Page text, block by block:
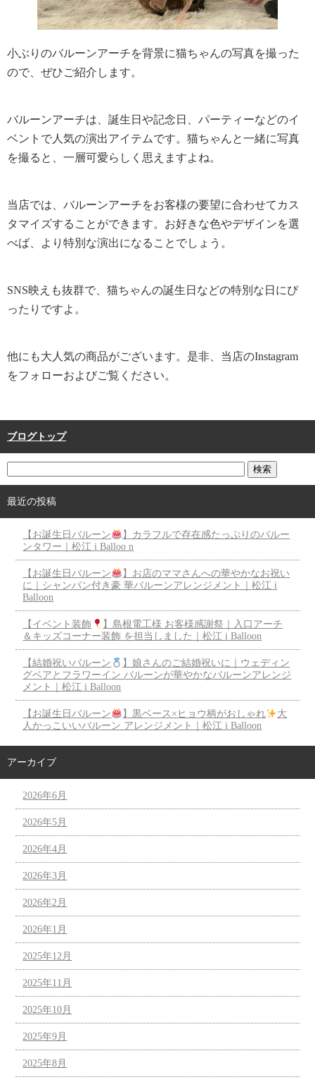
小ぶりのバルーンアーチを背景に猫ちゃんの写真を撮った
ので、ぜひご紹介します。
バルーンアーチは、誕生日や記念日、パーティーなどのイ
ベントで人気の演出アイテムです。猫ちゃんと一緒に写真
を撮ると、一層可愛らしく思えますよね。
当店では、バルーンアーチをお客様の要望に合わせてカス
タマイズすることができます。お好きな色やデザインを選
べば、より特別な演出になることでしょう。
SNS映えも抜群で、猫ちゃんの誕生日などの特別な日にぴ
ったりですよ。
他にも大人気の商品がございます。是非、当店のInstagram
をフォローおよびご覧ください。
ブログトップ
最近の投稿
【お誕生日バルーン
】カラフルで存在感たっぷりのバルー
ンタワー｜松江 i Balloo n
【お誕生日バルーン
】お店のママさんへの華やかなお祝い
に｜シャンパン付き豪 華バルーンアレンジメント｜松江 i
Balloon
【イベント装飾
】島根電工様 お客様感謝祭｜入口アーチ
＆キッズコーナー装飾 を担当しました｜松江 i Balloon
【結婚祝いバルーン
】娘さんのご結婚祝いに｜ウェディン
グベアとフラワーイン バルーンが華やかなバルーンアレンジ
メント｜松江 i Balloon
【お誕生日バルーン 】黒ベース×ヒョウ柄がおしゃれ
大
人かっこいいバルーン アレンジメント｜松江 i Balloon
アーカイブ
2026年6月
2026年5月
2026年4月
2026年3月
2026年2月
2026年1月
2025年12月
2025年11月
2025年10月
2025年9月
2025年8月